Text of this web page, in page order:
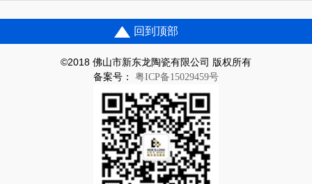
回到顶部
©2018 佛山市新东龙陶瓷有限公司 版权所有
备案号：
粤ICP备15029459号